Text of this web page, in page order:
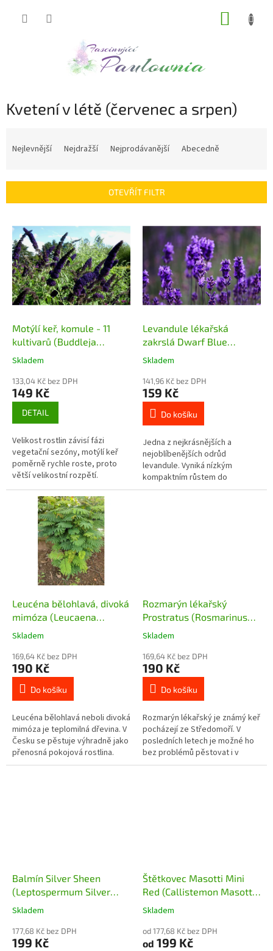
Kvetení v létě (červenec a srpen)
í
Nejlevnější Nejdražší Nejprodávanější Abecedně
OTEVŘÍT FILTR
p
p
Motýlí keř, komule - 11
kultivarů (Buddleja
davidii) - 50 - 80 cm
Skladem
133,04 Kč bez DPH
149 Kč
DETAIL
Velikost rostlin závisí fázi
vegetační sezóny, motýlí keř
poměrně rychle roste, proto
větší velikostní rozpětí.
Kultivary Nanho Blue - tmavě
modrý, Empire blue - modrý,
Levandule lékařská
zakrslá Dwarf Blue
(Lavandula angustifolia
Skladem
141,96 Kč bez DPH
159 Kč
Do košíku
Jedna z nejkrásnějších a
nejoblíbenějších odrůd
levandule. Vyniká nízkým
kompaktním růstem do
maximálně 30 cm výšky a
Leucéna bělohlavá, divoká
mimóza (Leucaena
leucocephala) - 15 - 20 cm
Skladem
169,64 Kč bez DPH
190 Kč
Do košíku
Leucéna bělohlavá neboli divoká
mimóza je teplomilná dřevina. V
Česku se pěstuje výhradně jako
přenosná pokojová rostlina.
Rozmarýn lékařský
Prostratus (Rosmarinus
officinalis prostratus) - 15
Skladem
169,64 Kč bez DPH
190 Kč
Do košíku
Rozmarýn lékařský je známý keř
pocházejí ze Středomoří. V
posledních letech je možné ho
bez problémů pěstovat i v
našich podmínkách. Kultivar
Balmín Silver Sheen
(Leptospermum Silver
Sheen) - 25 - 30 cm
Skladem
177,68 Kč bez DPH
199 Kč
Štětkovec Masotti Mini
Red (Callistemon Masotti
Mini Red)
Skladem
od 177,68 Kč bez DPH
od 199 Kč